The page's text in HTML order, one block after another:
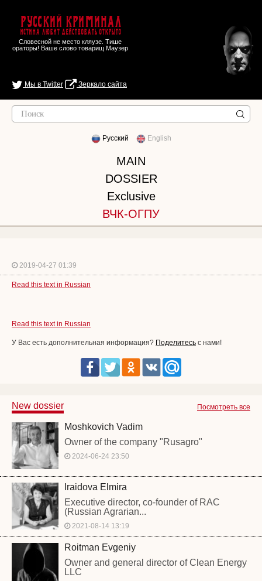
Русский Криминал
Истина любит действовать открыто
Словесной не место кляузе. Тише
ораторы! Ваше слово товарищ Маузер
Мы в Twitter Зеркало сайта
Русский English
MAIN
DOSSIER
Exclusive
ВЧК-ОГПУ
2019-04-27 01:39
Read this text in Russian
Read this text in Russian
У Вас есть дополнительная информация? Поделитесь с нами!
Посмотреть все
New dossier
Moshkovich Vadim
Owner of the company "Rusagro"
2024-06-24 23:50
Iraidova Elmira
Executive director, co-founder of RAC
(Russian Agrarian...
2021-08-14 13:19
Roitman Evgeniy
Owner and general director of Clean Energy
LLC